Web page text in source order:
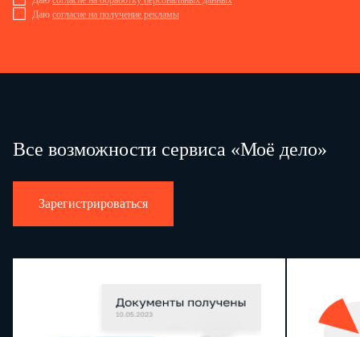
Даю согласие на получение рекламы
Все возможности сервиса «Моё дело»
Зарегистрироваться